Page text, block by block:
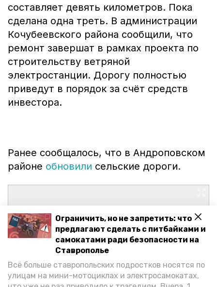
Ограничить, но не запретить: что
предлагают сделать с питбайками и
самокатами ради безопасности на
Ставрополье
Всё больше ставропольских подростков носятся по
улицам на мини-мотоциклах и электросамокатах,
составляет девять километров. Пока
сделана одна треть. В администрации
Кочубеевского района сообщили, что
ремонт завершат в рамках проекта по
строительству ветряной
электростанции. Дорогу полностью
приведут в порядок за счёт средств
инвестора.
Ранее сообщалось, что в Андроповском
районе обновили сельские дороги.